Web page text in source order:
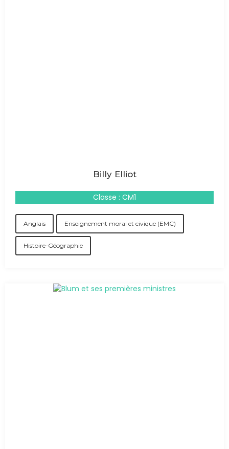
Billy Elliot
Classe : CM1
Anglais Enseignement moral et civique (EMC)
Histoire-Géographie